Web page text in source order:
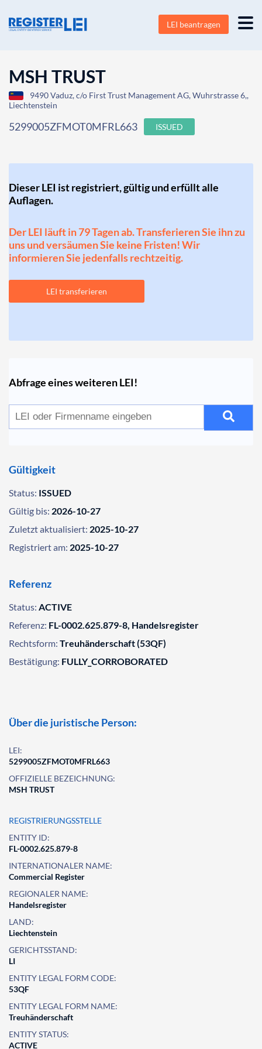
LEI beantragen
MSH TRUST
9490 Vaduz, c/o First Trust Management AG, Wuhrstrasse 6,,
Liechtenstein
5299005ZFMOT0MFRL663 ISSUED
Dieser LEI ist registriert, gültig und erfüllt alle
Auflagen.
Der LEI läuft in 79 Tagen ab. Transferieren Sie ihn zu
uns und versäumen Sie keine Fristen! Wir
informieren Sie jedenfalls rechtzeitig.
LEI transferieren
Abfrage eines weiteren LEI!
Gültigkeit
Status: ISSUED
Gültig bis: 2026-10-27
Zuletzt aktualisiert: 2025-10-27
Registriert am: 2025-10-27
Referenz
Status: ACTIVE
Referenz: FL-0002.625.879-8, Handelsregister
Rechtsform: Treuhänderschaft (53QF)
Bestätigung: FULLY_CORROBORATED
Über die juristische Person:
LEI:
5299005ZFMOT0MFRL663
OFFIZIELLE BEZEICHNUNG:
MSH TRUST
REGISTRIERUNGSSTELLE
ENTITY ID:
FL-0002.625.879-8
INTERNATIONALER NAME:
Commercial Register
REGIONALER NAME:
Handelsregister
LAND:
Liechtenstein
GERICHTSSTAND:
LI
ENTITY LEGAL FORM CODE:
53QF
ENTITY LEGAL FORM NAME:
Treuhänderschaft
ENTITY STATUS:
ACTIVE